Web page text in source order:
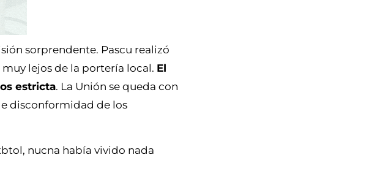
sorprendente. Pascu realizó
lejos de la portería local. El
estricta. La Unión se queda con
disconformidad de los
nucna había vivido nada